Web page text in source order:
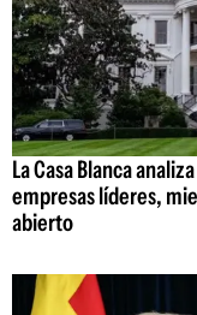
La Casa Blanca
empresas líderes,
abierto